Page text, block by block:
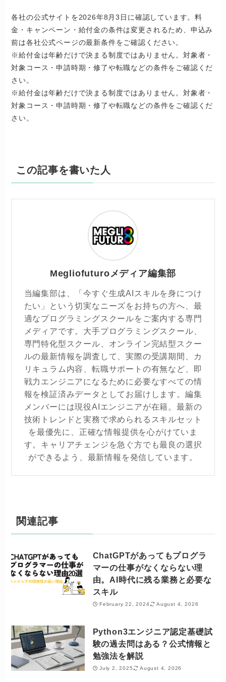
各社の公式サイトを2026年8月3日に確認しています。料
金・キャンペーン・給付金の条件は変更されるため、申込み
前は各社公式ページの最新条件をご確認ください。
※給付金は年齢だけで決まる制度ではありません。対象者・
対象コース・申請時期・修了や転職などの条件をご確認くだ
さい。
※給付金は年齢だけで決まる制度ではありません。対象者・
対象コース・申請時期・修了や転職などの条件をご確認くだ
さい。
この記事を書いた人
Megliofuturoメディア編集部
当編集部は、「今すぐ生成AIスキルを身につけ
たい」という切実なニーズをお持ちの方へ、最
適なプログラミングスクールをご案内する専門
メディアです。大手プログラミングスクール、
専門特化型スクール、オンライン完結型スクー
ルの最新情報を調査して、実際の受講期間、カ
リキュラム内容、転職サポートの有無など、即
戦力エンジニアになるために必要なすべての情
報を検証済みデータとしてお届けします。編集
メンバーには現役AIエンジニアが在籍。最新の
技術トレンドと実務で求められるスキルセット
を最優先に、正確な情報提供を心がけていま
す。キャリアチェンジを急ぐ方でも最良の選択
ができるよう、最新情報を発信しています。
関連記事
ChatGPTがあってもプログラ
マーの仕事がなくならない理
由。AI時代に残る業務と必要な
スキル
February 22, 2024 August 4, 2026
Python3エンジニア認定基礎試
験の過去問はある？公式情報と
勉強法を解説
July 2, 2025 August 4, 2026